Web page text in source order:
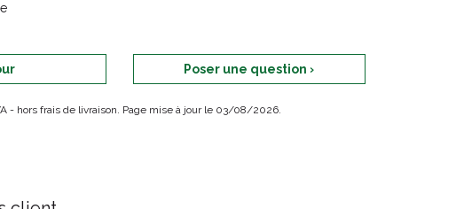
Poser une question ›
- hors frais de livraison. Page mise à jour le 03/08/2026.